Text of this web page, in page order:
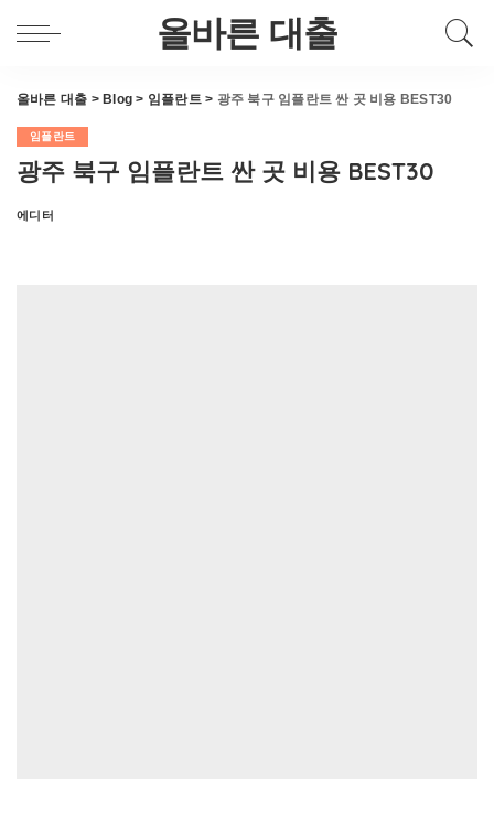
올바른 대출
올바른 대출 > Blog > 임플란트> 광주 북구 임플란트 싼 곳 비용 BEST30
임플란트
광주 북구 임플란트 싼 곳 비용 BEST30
Posted
에디터